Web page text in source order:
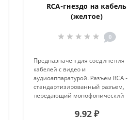
RCA-гнездо на кабель
(желтое)
0
Предназначен для соединения
кабелей с видео и
аудиоаппаратурой. Разъем RCA -
стандартизированный разъем,
передающий монофонический
кабель на видео и аудиотехнику:
9.92 ₽